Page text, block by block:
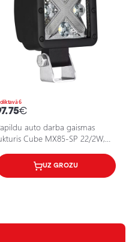
6
€
auto darba gaismas
Cube MX85-SP 22/2W,
UZ GROZU